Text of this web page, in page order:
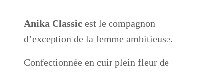
Anika Classic est le compagnon
d’exception de la femme ambitieuse.
Confectionnée en cuir plein fleur de